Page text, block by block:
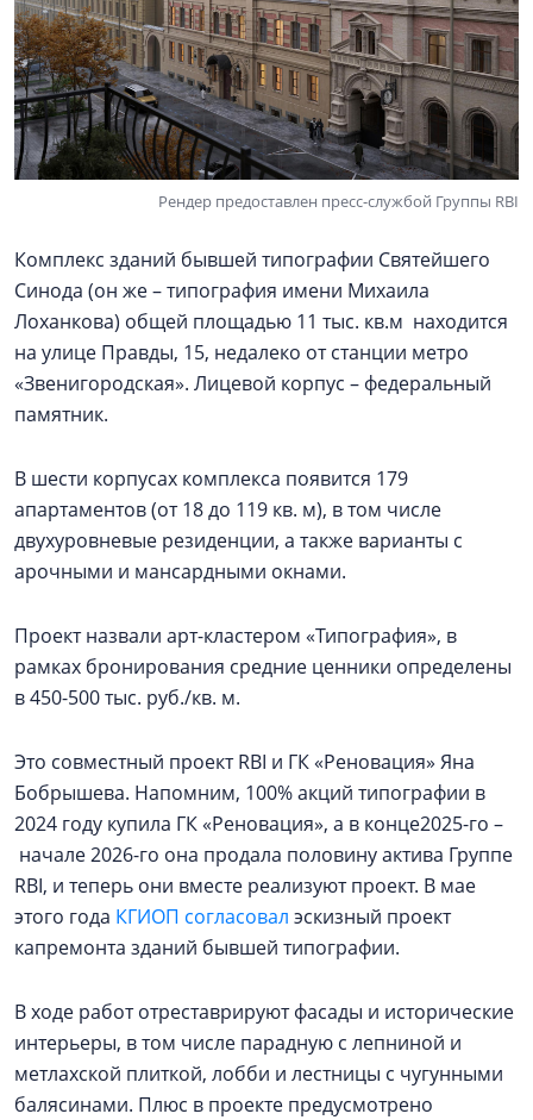
Рендер предоставлен пресс-службой Группы RBI
Комплекс зданий бывшей типографии Святейшего
Синода (он же – типография имени Михаила
Лоханкова) общей площадью 11 тыс. кв.м находится
на улице Правды, 15, недалеко от станции метро
«Звенигородская». Лицевой корпус – федеральный
памятник.
В шести корпусах комплекса появится 179
апартаментов (от 18 до 119 кв. м), в том числе
двухуровневые резиденции, а также варианты с
арочными и мансардными окнами.
Проект назвали арт-кластером «Типография», в
рамках бронирования средние ценники определены
в 450-500 тыс. руб./кв. м.
Это совместный проект RBI и ГК «Реновация» Яна
Бобрышева. Напомним, 100% акций типографии в
2024 году купила ГК «Реновация», а в конце2025-го –
начале 2026-го она продала половину актива Группе
RBI, и теперь они вместе реализуют проект. В мае
этого года КГИОП согласовал эскизный проект
капремонта зданий бывшей типографии.
В ходе работ отреставрируют фасады и исторические
интерьеры, в том числе парадную с лепниной и
метлахской плиткой, лобби и лестницы с чугунными
балясинами. Плюс в проекте предусмотрено